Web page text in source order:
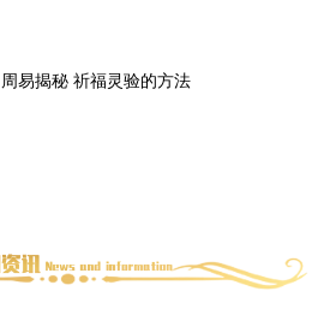
周易揭秘 祈福灵验的方法